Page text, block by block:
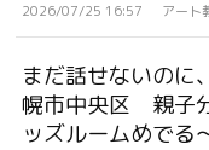
2026/07/25 16:57 アート
まだ話せないの
幌市中央区 親子
ッズルームめでる